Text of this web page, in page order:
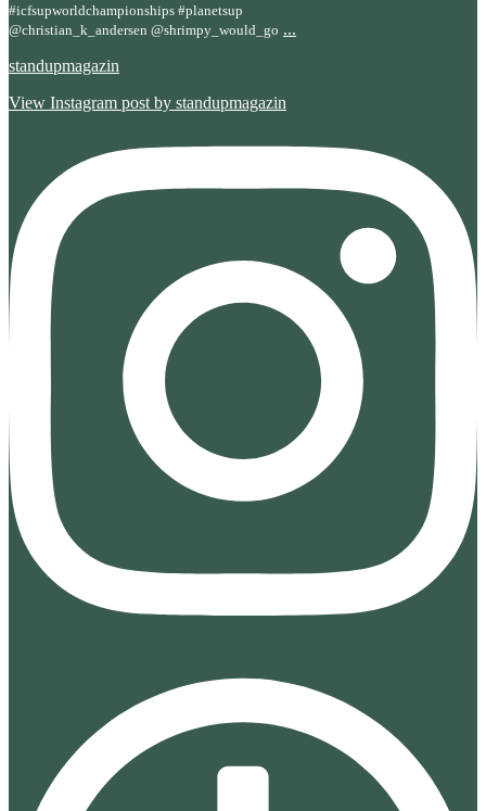
#icfsupworldchampionships #planetsup
@christian_k_andersen @shrimpy_would_go ...
standupmagazin
View Instagram post by standupmagazin